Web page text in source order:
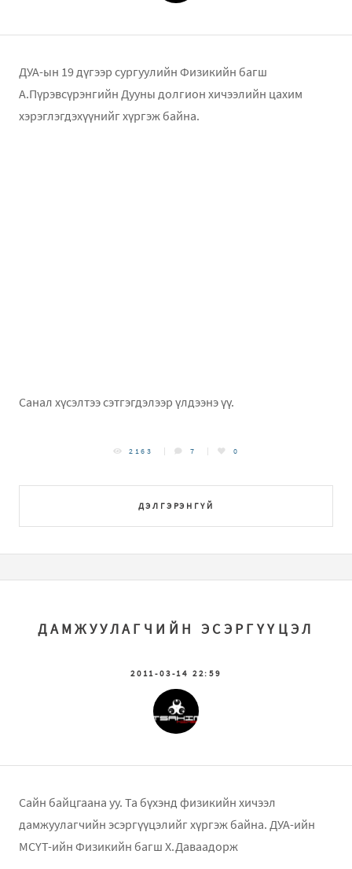
ДУА-ын 19 дүгээр сургуулийн Физикийн багш
А.Пүрэвсүрэнгийн Дууны долгион хичээлийн цахим
хэрэглэгдэхүүнийг хүргэж байна.
Санал хүсэлтээ сэтгэгдэлээр үлдээнэ үү.
ДЭЛГЭРЭНГҮЙ
2163 7 0
ДАМЖУУЛАГЧИЙН ЭСЭРГҮҮЦЭЛ
2011-03-14 22:59
Сайн байцгаана уу. Та бүхэнд физикийн хичээл
дамжуулагчийн эсэргүүцэлийг хүргэж байна. ДУА-ийн
МСҮТ-ийн Физикийн багш Х.Даваадорж